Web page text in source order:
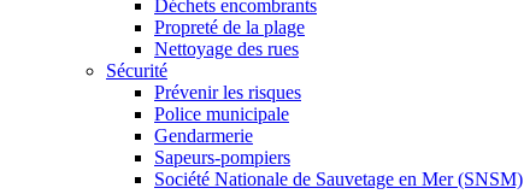
Déchets encombrants
Propreté de la plage
Nettoyage des rues
Sécurité
Prévenir les risques
Police municipale
Gendarmerie
Sapeurs-pompiers
Société Nationale de Sauvetage en Mer (SNSM)